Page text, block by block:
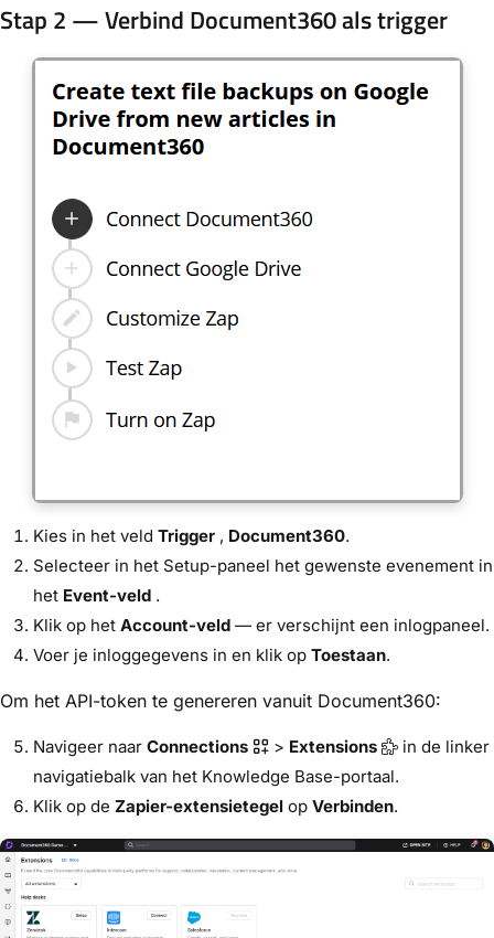
Stap 2 — Verbind Document360 als trigger
Kies in het veld Trigger , Document360.
Selecteer in het Setup-paneel het gewenste evenement in
het Event-veld .
Klik op het Account-veld — er verschijnt een inlogpaneel.
Voer je inloggegevens in en klik op Toestaan.
Om het API-token te genereren vanuit Document360:
Navigeer naar Connections > Extensions
in de linker
navigatiebalk van het Knowledge Base-portaal.
Klik op de Zapier-extensietegel op Verbinden.